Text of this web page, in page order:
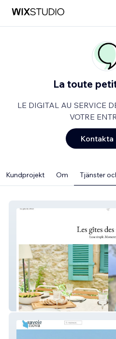
La toute
LE DIGITAL AU SERVICE
VOTRE
Kontakta
Kundprojekt Om Tjänster
Les oliviers